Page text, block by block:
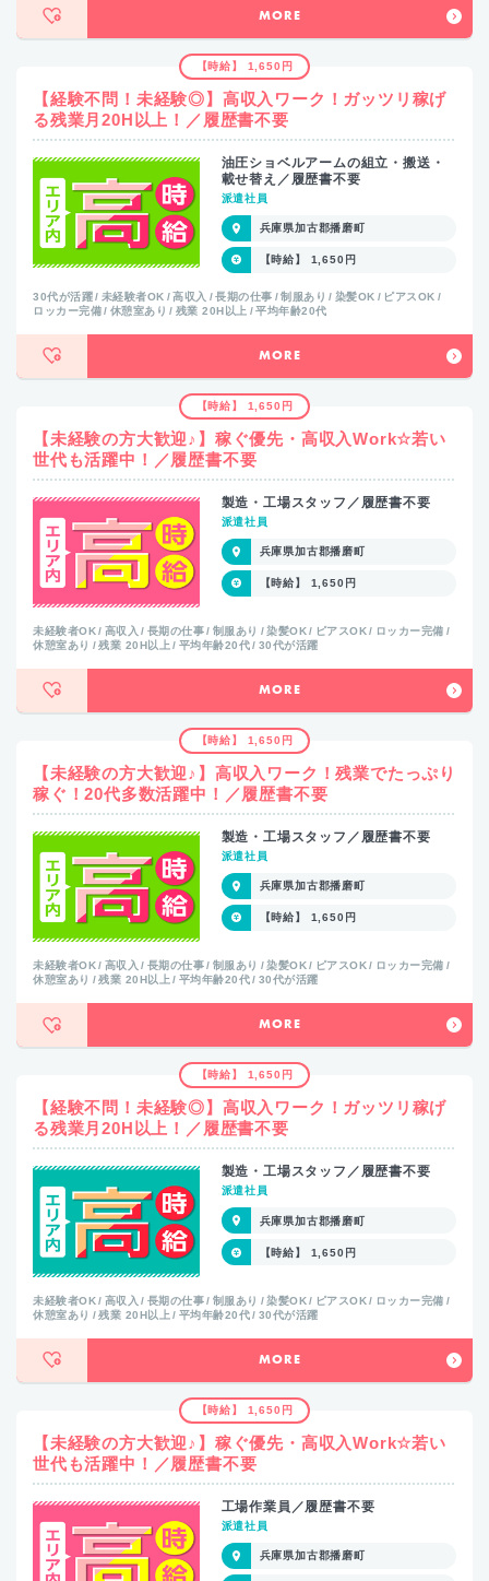
MORE
【時給】 1,650円
【経験不問！未経験◎】高収入ワーク！ガッツリ稼げ
る残業月20H以上！／履歴書不要
油圧ショベルアームの組立・搬送・
載せ替え／履歴書不要
派遣社員
兵庫県加古郡播磨町
【時給】 1,650円
30代が活躍 未経験者OK 高収入 長期の仕事 制服あり 染髪OK
ピアスOK
ロッカー完備
休憩室あり 残業 20H以上 平均年齢20代
MORE
【時給】 1,650円
【未経験の方大歓迎♪】稼ぐ優先・高収入Work☆若い
世代も活躍中！／履歴書不要
製造・工場スタッフ／履歴書不要
派遣社員
兵庫県加古郡播磨町
【時給】 1,650円
未経験者OK 高収入 長期の仕事 制服あり 染髪OK ピアスOK
ロッカー完備
休憩室あり
残業 20H以上 平均年齢20代 30代が活躍
MORE
【時給】 1,650円
【未経験の方大歓迎♪】高収入ワーク！残業でたっぷり
稼ぐ！20代多数活躍中！／履歴書不要
製造・工場スタッフ／履歴書不要
派遣社員
兵庫県加古郡播磨町
【時給】 1,650円
未経験者OK 高収入 長期の仕事 制服あり 染髪OK ピアスOK
ロッカー完備
休憩室あり
残業 20H以上 平均年齢20代 30代が活躍
MORE
【時給】 1,650円
【経験不問！未経験◎】高収入ワーク！ガッツリ稼げ
る残業月20H以上！／履歴書不要
製造・工場スタッフ／履歴書不要
派遣社員
兵庫県加古郡播磨町
【時給】 1,650円
未経験者OK 高収入 長期の仕事 制服あり 染髪OK ピアスOK
ロッカー完備
休憩室あり
残業 20H以上 平均年齢20代 30代が活躍
MORE
【時給】 1,650円
【未経験の方大歓迎♪】稼ぐ優先・高収入Work☆若い
世代も活躍中！／履歴書不要
工場作業員／履歴書不要
派遣社員
兵庫県加古郡播磨町